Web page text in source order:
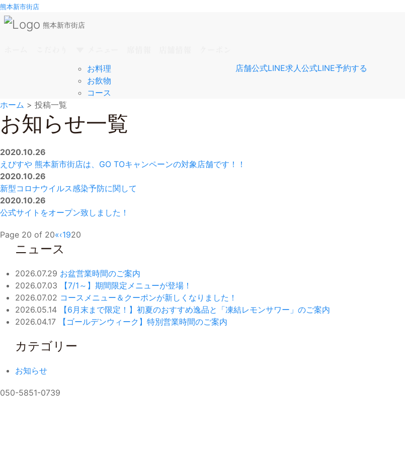
熊本新市街店
熊本新市街店
お料理
お飲物
コース
店舗公式LINE求人公式LINE予約する
ホーム > 投稿一覧
お知らせ一覧
2020.10.26
えびすや 熊本新市街店は、GO TOキャンペーンの対象店舗です！！
2020.10.26
新型コロナウイルス感染予防に関して
2020.10.26
公式サイトをオープン致しました！
Page 20 of 20«‹1920
ニュース
2026.07.29 お盆営業時間のご案内
2026.07.03
【7/1～】期間限定メニューが登場！
2026.07.02 コースメニュー＆クーポンが新しくなりました！
2026.05.14
【6月末まで限定！】初夏のおすすめ逸品と「凍結レモンサワー」のご案内
2026.04.17
【ゴールデンウィーク】特別営業時間のご案内
カテゴリー
お知らせ
050-5851-0739